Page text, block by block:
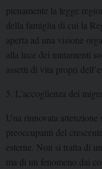
pienamente la legge
della famiglia di cui la
aperta ad una visione
alla luce dei mutamenti
assetti di vita propri
5. L’accoglienza dei
Una rinnovata
preoccupanti del
esterne. Non si tratta di
ma di un fenomeno dai